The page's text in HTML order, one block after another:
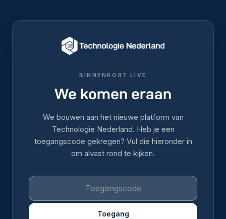
BINNENKORT LIVE
We komen eraan
We bouwen aan het nieuwe platform van
Technologie Nederland. Heb je een
toegangscode gekregen? Vul die hieronder in
om alvast rond te kijken.
Toegang